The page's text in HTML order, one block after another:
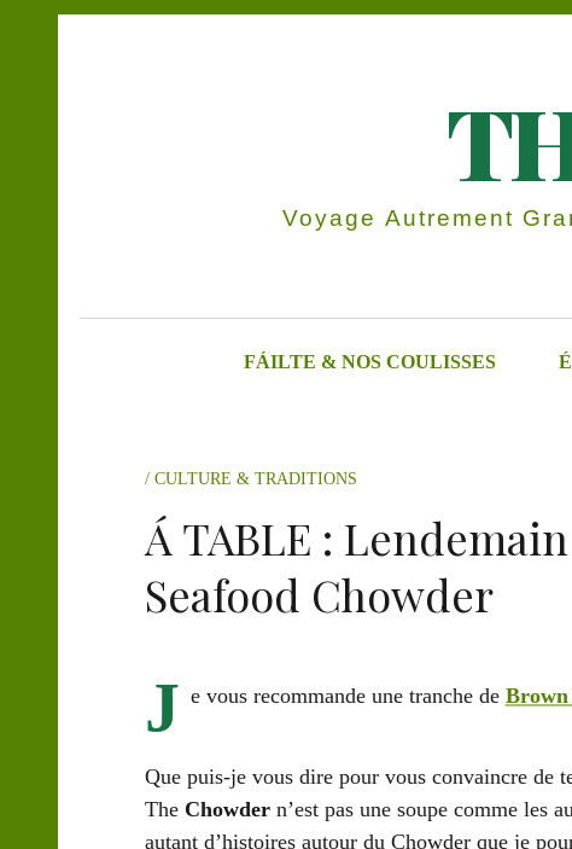
Voyage Autrement
FÁILTE & NOS COULISSES
CULTURE & TRADITIONS
Á TABLE :
Seafood Chowder
J e vous recommande une tranche de
Que puis-je vous dire pour vous convaincre de
The Chowder n’est pas une soupe comme les
autant d’histoires autour du Chowder que je